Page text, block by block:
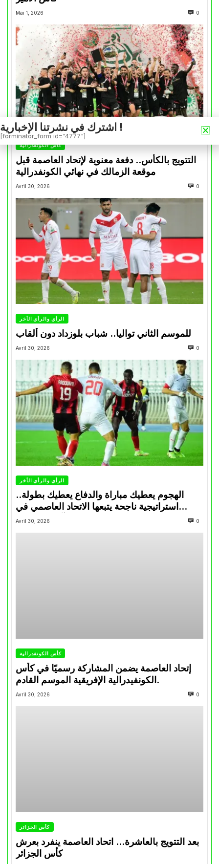
Mai 1, 2026 0
كأس الكونفدرالية
التتويج بالكأس.. دفعة معنوية لإتحاد العاصمة قبل
موقعة الزمالك في نهائي الكونفدرالية
Avril 30, 2026 0
الرأي والرأي الأخر
للموسم الثاني تواليا.. شباب بلوزداد دون ألقاب
Avril 30, 2026 0
الرأي والرأي الأخر
الهجوم يعطيك مباراة والدفاع يعطيك بطولة..
استراتيجية ناجحة يتبعها الاتحاد العاصمي في
تتويجاته آخر السنوات
Avril 30, 2026 0
كأس الكونفدرالية
إتحاد العاصمة يضمن المشاركة رسميًا في كأس
الكونفيدرالية الإفريقية الموسم القادم.
Avril 30, 2026 0
كأس الجزائر
بعد التتويج بالعاشرة… اتحاد العاصمة ينفرد بعرش
كأس الجزائر
اشترك في نشرتنا الإخبارية !
[forminator_form id="4777"]